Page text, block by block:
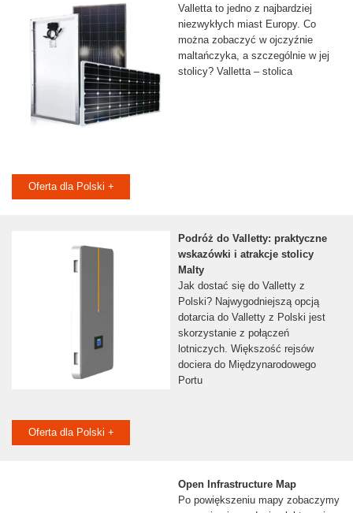
Valletta to jedno z najbardziej
niezwykłych miast Europy. Co
można zobaczyć w ojczyźnie
maltańczyka, a szczególnie w jej
stolicy? Valletta – stolica
Oferta dla Polski +
Podróż do Valletty: praktyczne
wskazówki i atrakcje stolicy
Malty
Jak dostać się do Valletty z
Polski? Najwygodniejszą opcją
dotarcia do Valletty z Polski jest
skorzystanie z połączeń
lotniczych. Większość rejsów
dociera do Międzynarodowego
Portu
Oferta dla Polski +
Open Infrastructure Map
Po powiększeniu mapy zobaczymy